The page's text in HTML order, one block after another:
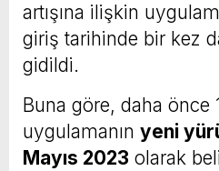
artışına ilişkin
giriş tarihinde bir kez
gidildi.
Buna göre, daha önce
uygulamanın yeni
Mayıs 2023 olarak